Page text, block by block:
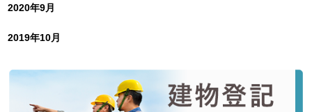
2020年9月
2019年10月